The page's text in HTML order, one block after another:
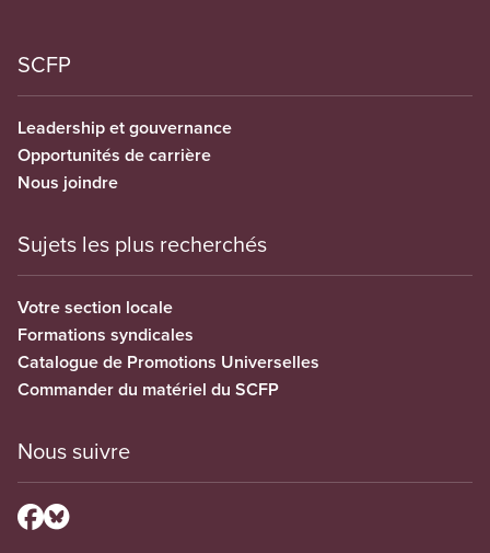
SCFP
Leadership et gouvernance
Opportunités de carrière
Nous joindre
Sujets les plus recherchés
Votre section locale
Formations syndicales
Catalogue de Promotions Universelles
Commander du matériel du SCFP
Nous suivre